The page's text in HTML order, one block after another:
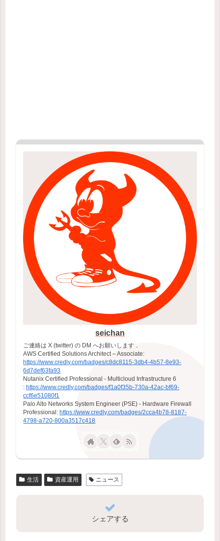
seichan
ご連絡は X (twitter) の DM へお願いします．
AWS Certified Solutions Architect – Associate:
https://www.credly.com/badges/c8dc8115-3db4-4b57-8e93-
6d7def63fa93
Nutanix Certified Professional - Multicloud Infrastructure 6
:https://www.credly.com/badges/f1a0f35b-730a-42ac-bf69-
ccf6e51080f1
Palo Alto Networks System Engineer (PSE) - Hardware Firewall
Professional:https://www.credly.com/badges/2cca4b78-8187-
4798-a720-800a3517c418
生活 資産運用 ニュース
シェアする